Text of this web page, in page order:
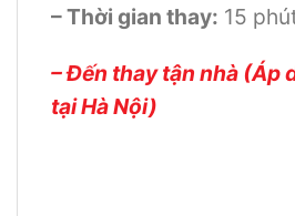
– Thời gian thay: 15
– Đến thay tận nhà (Áp
tại Hà Nội)